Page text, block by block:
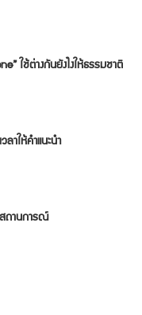
ใช้ต่างกันยังไงให้ธรรมชาติ
าให้คำแนะนำ
ถานการณ์